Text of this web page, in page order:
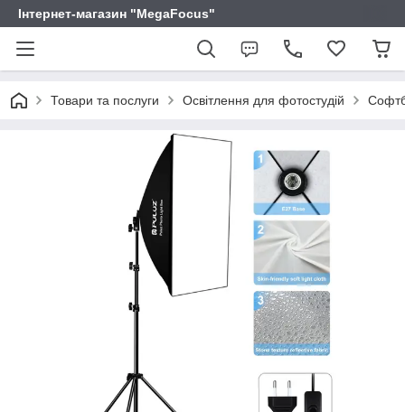
Інтернет-магазин "MegaFocus"
Товари та послуги Освітлення для фотостудій